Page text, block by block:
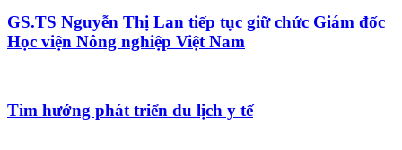
GS.TS Nguyễn Thị Lan tiếp tục giữ chức Giám đốc
Học viện Nông nghiệp Việt Nam
Tìm hướng phát triển du lịch y tế